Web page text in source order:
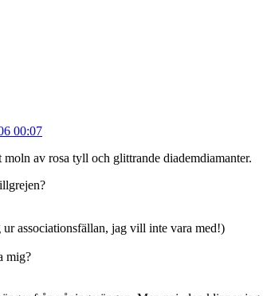
00:07
av rosa tyll och glittrande diademdiamanter.
associationsfällan, jag vill inte vara med!)
mig?